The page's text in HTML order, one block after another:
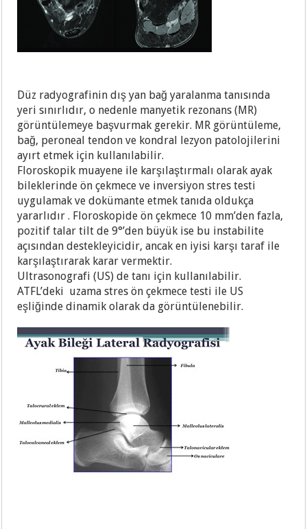
Düz radyografinin dış yan bağ yaralanma tanısında
yeri sınırlıdır, o nedenle manyetik rezonans (MR)
görüntülemeye başvurmak gerekir. MR görüntüleme,
bağ, peroneal tendon ve kondral lezyon patolojilerini
ayırt etmek için kullanılabilir.
Floroskopik muayene ile karşılaştırmalı olarak ayak
bileklerinde ön çekmece ve inversiyon stres testi
uygulamak ve dokümante etmek tanıda oldukça
yararlıdır . Floroskopide ön çekmece 10 mm’den fazla,
pozitif talar tilt de 9°’den büyük ise bu instabilite
açısından destekleyicidir, ancak en iyisi karşı taraf ile
karşılaştırarak karar vermektir.
Ultrasonografi (US) de tanı için kullanılabilir.
ATFL’deki uzama stres ön çekmece testi ile US
eşliğinde dinamik olarak da görüntülenebilir.